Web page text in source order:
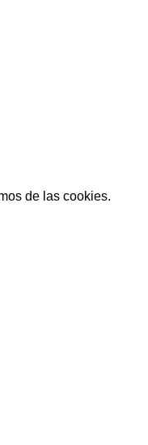
de las cookies.